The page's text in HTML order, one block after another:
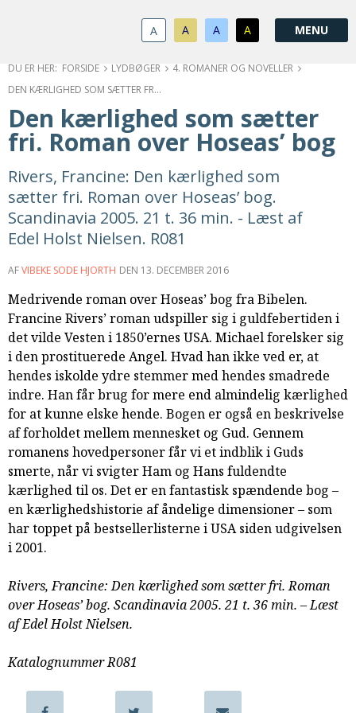
og
gå
indhold
forsiden
guide
for
1.2:
Bestyrelse
1.3:
Økonomi
1.5:
Privatlivspolitik
1.6:
Vedtægter
3.0:
Kalender
4.0:
Kristeligt
Lydbibliotek
5.0:
Lydbøger
udlån
6.0:
Bibelen
7.0:
Arrangementer
7.1:
Sommerstævne
7.2:
Nordisk
samarbejde
8.0:
Støt
KABB!
9.0:
Links
Næste
indlæg:
Den
blodrøde
trådForrige
indlæg:
Bibelske
troshelte
5/5.
A A A A
FORSIDE LYDBØGER
4. ROMANER OG NOVELLER
DEN KÆRLIGHED SOM SÆTTER FRI. ROMAN OVER HOSEAS’ BOG
Den kærlighed som sætter
fri. Roman over Hoseas’ bog
Rivers, Francine: Den kærlighed som
sætter fri. Roman over Hoseas’ bog.
Scandinavia 2005. 21 t. 36 min. - Læst af
Edel Holst Nielsen. R081
AFVIBEKE SODE HJORTH DEN 13. DECEMBER 2016
Medrivende roman over Hoseas’ bog fra Bibelen.
Francine Rivers’ roman udspiller sig i guldfebertiden i
det vilde Vesten i 1850’ernes USA. Michael forelsker sig
i den prostituerede Angel. Hvad han ikke ved er, at
hendes iskolde ydre stemmer med hendes smadrede
indre. Han får brug for mere end almindelig kærlighed
for at kunne elske hende. Bogen er også en beskrivelse
af forholdet mellem mennesket og Gud. Gennem
romanens hovedpersoner får vi et indblik i Guds
smerte, når vi svigter Ham og Hans fuldendte
kærlighed til os. Det er en fantastisk spændende bog –
en kærlighedshistorie af åndelige dimensioner – som
har toppet på bestsellerlisterne i USA siden udgivelsen
i 2001.
Rivers, Francine: Den kærlighed som sætter fri. Roman
over Hoseas’ bog. Scandinavia 2005. 21 t. 36 min. – Læst
af Edel Holst Nielsen.
Katalognummer R081